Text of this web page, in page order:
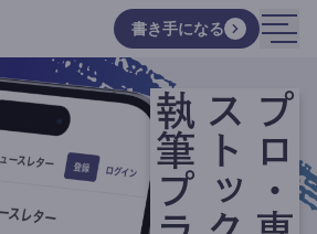
書き手になる
ストック型